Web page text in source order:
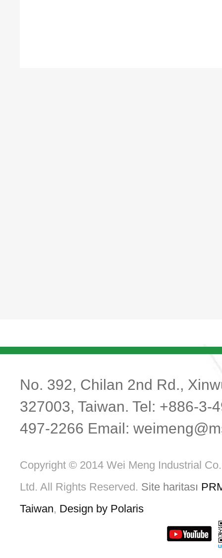
No. 392, Chilan 2nd Rd.,
327003, Taiwan. Tel: +886-3-
497-2266 Email:
Copyright © 2014 Wei Meng Industrial
Ltd. All Rights Reserved. Site haritası
Taiwan, Design by Polaris